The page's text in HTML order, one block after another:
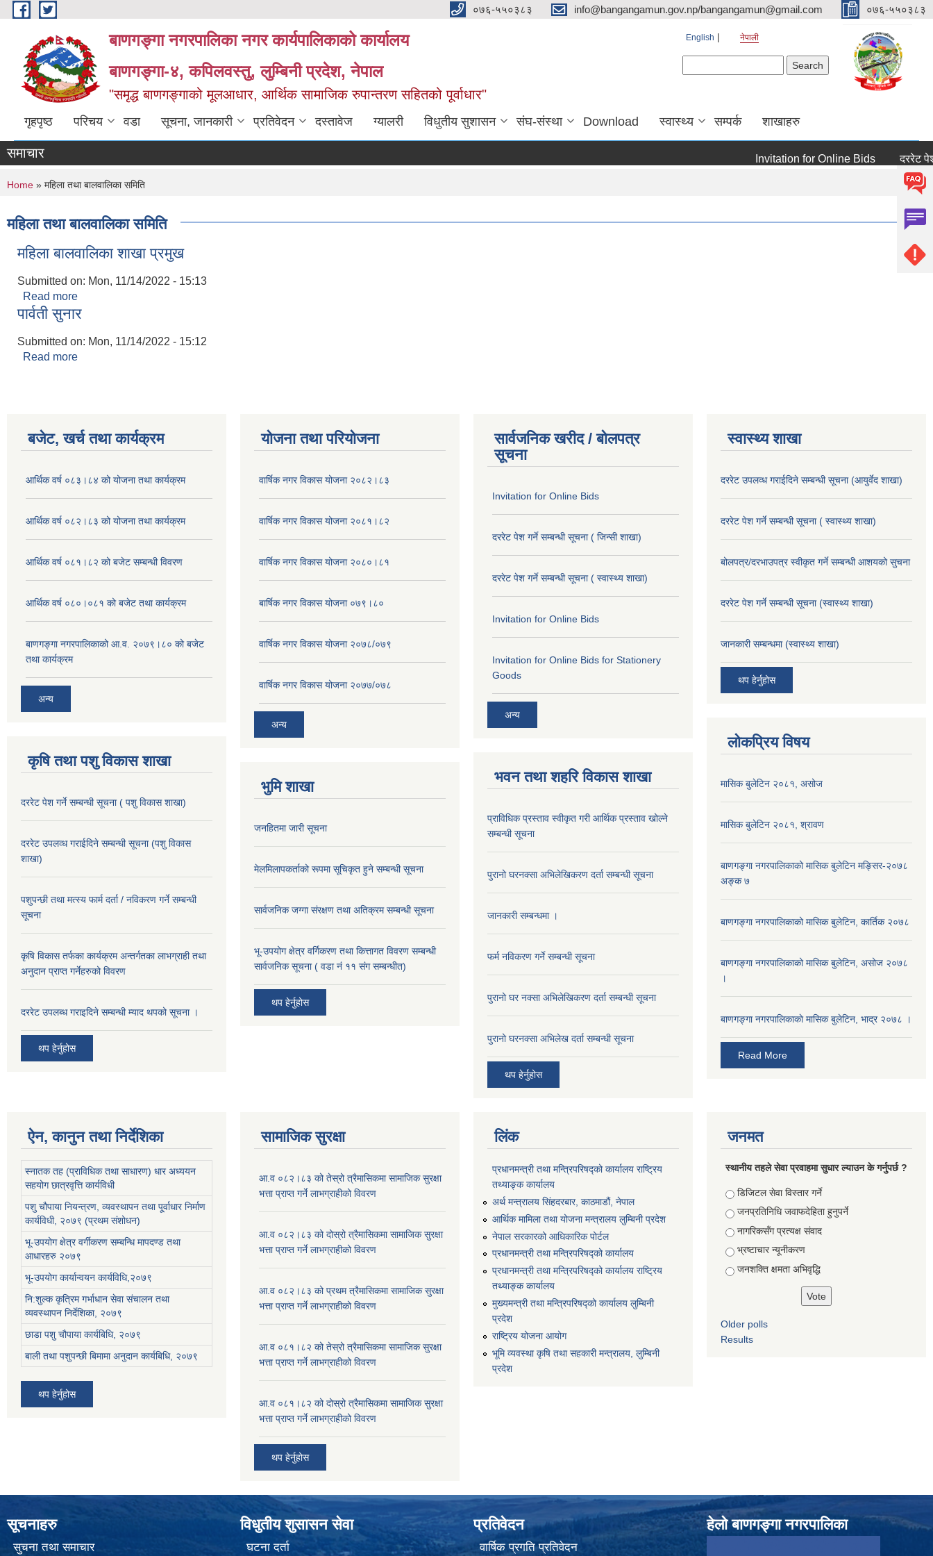
Skip to main content ०७६-५५०३८३ info@bangangamun.gov.np/bangangamun@gmail.com ०७६-५५०३८३
बाणगङ्गा नगरपालिका नगर कार्यपालिकाको कार्यालय
बाणगङ्गा-४, कपिलवस्तु, लुम्बिनी प्रदेश, नेपाल
"समृद्ध बाणगङ्गाको मूलआधार, आर्थिक सामाजिक रुपान्तरण सहितको पूर्वाधार"
English नेपाली
गृहपृष्ठ परिचय वडा सूचना, जानकारी प्रतिवेदन दस्तावेज ग्यालरी विधुतीय सुशासन संघ-संस्था Download स्वास्थ्य सम्पर्क शाखाहरु
समाचार Invitation for Online Bids दररेट पेश गर्ने
You are here
Home » महिला तथा बालवालिका समिति
महिला तथा बालवालिका समिति
महिला बालवालिका शाखा प्रमुख
Submitted on: Mon, 11/14/2022 - 15:13
Read more
पार्वती सुनार
Submitted on: Mon, 11/14/2022 - 15:12
Read more
बजेट, खर्च तथा कार्यक्रम
आर्थिक वर्ष ०८३।८४ को योजना तथा कार्यक्रम
आर्थिक वर्ष ०८२।८३ को योजना तथा कार्यक्रम
आर्थिक वर्ष ०८१।८२ को बजेट सम्बन्धी विवरण
आर्थिक वर्ष ०८०।०८१ को बजेट तथा कार्यक्रम
बाणगङ्गा नगरपालिकाको आ.व. २०७९।८० को बजेट
तथा कार्यक्रम
अन्य
कृषि तथा पशु विकास शाखा
दररेट पेश गर्ने सम्बन्धी सूचना ( पशु विकास शाखा)
दररेट उपलव्ध गराईदिने सम्बन्धी सूचना (पशु विकास
शाखा)
पशुपन्छी तथा मत्स्य फार्म दर्ता / नविकरण गर्ने सम्बन्धी
सूचना
कृषि विकास तर्फका कार्यक्रम अन्तर्गतका लाभग्राही तथा
अनुदान प्राप्त गर्नेहरुको विवरण
दररेट उपलब्ध गराइदिने सम्बन्धी म्याद थपको सूचना ।
थप हेर्नुहोस
योजना तथा परियोजना
वार्षिक नगर विकास योजना २०८२।८३
वार्षिक नगर विकास योजना २०८१।८२
वार्षिक नगर विकास योजना २०८०।८१
बार्षिक नगर विकास योजना ०७९।८०
वार्षिक नगर विकास योजना २०७८/०७९
वार्षिक नगर विकास योजना २०७७/०७८
अन्य
भुमि शाखा
जनहितमा जारी सूचना
मेलमिलापकर्ताको रूपमा सूचिकृत हुने सम्बन्धी सूचना
सार्वजनिक जग्गा संरक्षण तथा अतिक्रम सम्बन्धी सूचना
भू-उपयोग क्षेत्र वर्गिकरण तथा कित्तागत विवरण सम्बन्धी
सार्वजनिक सूचना ( वडा नं ११ संग सम्बन्धीत)
थप हेर्नुहोस
सार्वजनिक खरीद / बोलपत्र
सूचना
Invitation for Online Bids
दररेट पेश गर्ने सम्बन्धी सूचना ( जिन्सी शाखा)
दररेट पेश गर्ने सम्बन्धी सूचना ( स्वास्थ्य शाखा)
Invitation for Online Bids
Invitation for Online Bids for Stationery
Goods
अन्य
भवन तथा शहरि विकास शाखा
प्राविधिक प्रस्ताव स्वीकृत गरी आर्थिक प्रस्ताव खोल्ने
सम्बन्धी सूचना
पुरानो घरनक्सा अभिलेखिकरण दर्ता सम्बन्धी सूचना
जानकारी सम्बन्धमा ।
फर्म नविकरण गर्ने सम्बन्धी सूचना
पुरानो घर नक्सा अभिलेखिकरण दर्ता सम्बन्धी सूचना
पुरानो घरनक्सा अभिलेख दर्ता सम्बन्धी सूचना
थप हेर्नुहोस
स्वास्थ्य शाखा
दररेट उपलव्ध गराईदिने सम्बन्धी सूचना (आयुर्वेद शाखा)
दररेट पेश गर्ने सम्बन्धी सूचना ( स्वास्थ्य शाखा)
बोलपत्र/दरभाउपत्र स्वीकृत गर्ने सम्बन्धी आशयको सुचना
दररेट पेश गर्ने सम्बन्धी सूचना (स्वास्थ्य शाखा)
जानकारी सम्बन्धमा (स्वास्थ्य शाखा)
थप हेर्नुहोस
लोकप्रिय विषय
मासिक बुलेटिन २०८१, असोज
मासिक बुलेटिन २०८१, श्रावण
बाणगङ्गा नगरपालिकाको मासिक बुलेटिन मङ्सिर-२०७८
अङ्क ७
बाणगङ्गा नगरपालिकाको मासिक बुलेटिन, कार्तिक २०७८
बाणगङ्गा नगरपालिकाको मासिक बुलेटिन, असोज २०७८
।
बाणगङ्गा नगरपालिकाकाे मासिक बुलेटिन, भाद्र २०७८ ।
Read More
ऐन, कानुन तथा निर्देशिका
स्नातक तह (प्राविधिक तथा साधारण) धार अध्ययन
सहयोग छात्रवृत्ति कार्यविधी
पशु चौपाया नियन्त्रण, व्यवस्थापन तथा पू्र्वाधार निर्माण
कार्यविधी, २०७९ (प्रथम संशोधन)
भू-उपयोग क्षेत्र वर्गीकरण सम्बन्धि मापदण्ड तथा
आधारहरु २०७९
भू-उपयोग कार्यान्वयन कार्यविधि,२०७९
नि:शुल्क कृत्रिम गर्भाधान सेवा संचालन तथा
व्यवस्थापन निर्देशिका, २०७९
छाडा पशु चौपाया कार्यबिधि, २०७९
बाली तथा पशुपन्छी बिमामा अनुदान कार्यबिधि, २०७९
थप हेर्नुहोस
सामाजिक सुरक्षा
आ.व ०८२।८३ को तेस्रो त्रैमासिकमा सामाजिक सुरक्षा
भत्ता प्राप्त गर्ने लाभग्राहीको विवरण
आ.व ०८२।८३ को दोस्रो त्रैमासिकमा सामाजिक सुरक्षा
भत्ता प्राप्त गर्ने लाभग्राहीको विवरण
आ.व ०८२।८३ को प्रथम त्रैमासिकमा सामाजिक सुरक्षा
भत्ता प्राप्त गर्ने लाभग्राहीको विवरण
आ.व ०८१।८२ को तेस्रो त्रैमासिकमा सामाजिक सुरक्षा
भत्ता प्राप्त गर्ने लाभग्राहीको विवरण
आ.व ०८१।८२ को दोस्रो त्रैमासिकमा सामाजिक सुरक्षा
भत्ता प्राप्त गर्ने लाभग्राहीको विवरण
थप हेर्नुहोस
लिंक
प्रधानमन्त्री तथा मन्त्रिपरिषद्को कार्यालय राष्ट्रिय
तथ्याङ्क कार्यालय
अर्थ मन्त्रालय सिंहदरबार, काठमाडौं, नेपाल
आर्थिक मामिला तथा योजना मन्त्रालय लुम्बिनी प्रदेश
नेपाल सरकारको आधिकारिक पोर्टल
प्रधानमन्त्री तथा मन्त्रिपरिषद्को कार्यालय
प्रधानमन्त्री तथा मन्त्रिपरिषद्को कार्यालय राष्ट्रिय
तथ्याङ्क कार्यालय
मुख्यमन्त्री तथा मन्त्रिपरिषद्को कार्यालय लुम्बिनी
प्रदेश
राष्ट्रिय योजना आयोग
भूमि व्यवस्था कृषि तथा सहकारी मन्त्रालय, लुम्बिनी
प्रदेश
जनमत
स्थानीय तहले सेवा प्रवाहमा सुधार ल्याउन के गर्नुपर्छ ?
Choices
डिजिटल सेवा विस्तार गर्ने
जनप्रतिनिधि जवाफदेहिता हुनुपर्ने
नागरिकसँग प्रत्यक्ष संवाद
भ्रष्टाचार न्यूनीकरण
जनशक्ति क्षमता अभिवृद्धि
Older polls
Results
सूचनाहरु
सुचना तथा समाचार
विधुतीय शुसासन सेवा
घटना दर्ता
प्रतिवेदन
वार्षिक प्रगति प्रतिवेदन
हेलाे बाणगङ्गा नगरपालिका